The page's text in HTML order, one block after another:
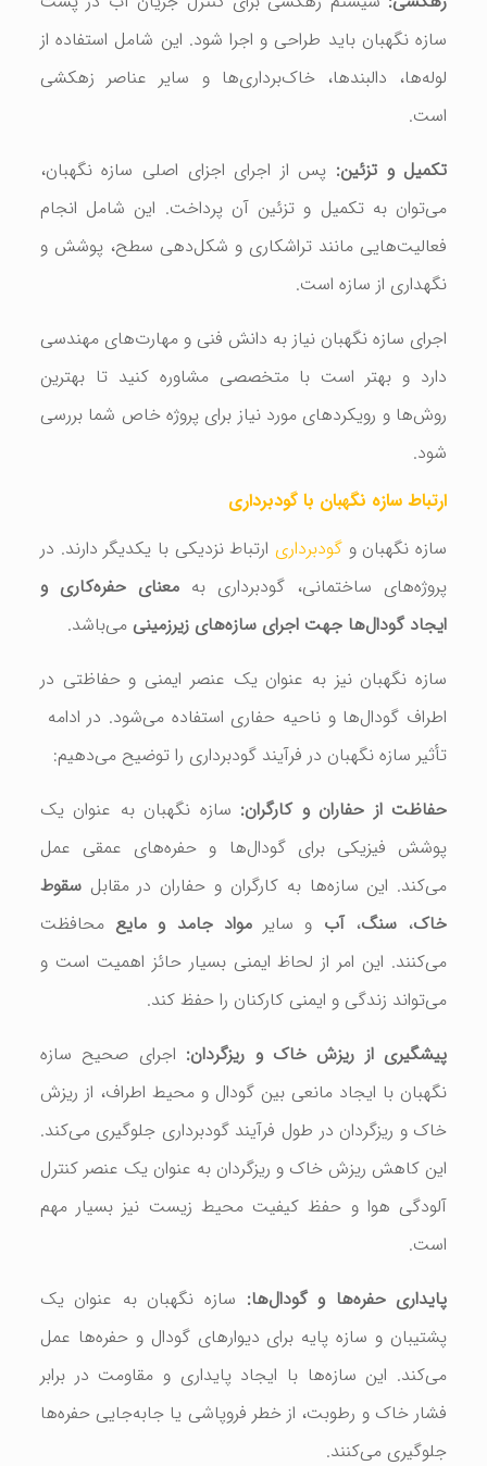
سازه نگهبان باید طراحی و اجرا شود. این شامل استفاده از
لوله‌ها، دالبندها، خاک‌برداری‌ها و سایر عناصر زهکشی
است.
تکمیل و تزئین: پس از اجرای اجزای اصلی سازه نگهبان،
می‌توان به تکمیل و تزئین آن پرداخت. این شامل انجام
فعالیت‌هایی مانند تراشکاری و شکل‌دهی سطح، پوشش و
نگهداری از سازه است.
اجرای سازه نگهبان نیاز به دانش فنی و مهارت‌های مهندسی
دارد و بهتر است با متخصصی مشاوره کنید تا بهترین
روش‌ها و رویکردهای مورد نیاز برای پروژه خاص شما بررسی
شود.
ارتباط سازه نگهبان با گودبرداری
سازه نگهبان و گودبرداریارتباط نزدیکی با یکدیگر دارند. در
پروژه‌های ساختمانی، گودبرداری بهمعنای حفره‌کاری و
ایجاد گودال‌ها جهت اجرای سازه‌های زیرزمینی می‌باشد.
سازه نگهبان نیز به عنوان یک عنصر ایمنی و حفاظتی در
اطراف گودال‌ها و ناحیه حفاری استفاده می‌شود. در ادامه
تأثیر سازه نگهبان در فرآیند گودبرداری را توضیح می‌دهیم:
حفاظت از حفاران و کارگران: سازه نگهبان به عنوان یک
پوشش فیزیکی برای گودال‌ها و حفره‌های عمقی عمل
می‌کند. این سازه‌ها به کارگران و حفاران در مقابلسقوط
خاک،سنگ، آب و سایرمواد جامد و مایع محافظت
می‌کنند. این امر از لحاظ ایمنی بسیار حائز اهمیت است و
می‌تواند زندگی و ایمنی کارکنان را حفظ کند.
پیشگیری از ریزش خاک و ریزگردان: اجرای صحیح سازه
نگهبان با ایجاد مانعی بین گودال و محیط اطراف، از ریزش
خاک و ریزگردان در طول فرآیند گودبرداری جلوگیری می‌کند.
این کاهش ریزش خاک و ریزگردان به عنوان یک عنصر کنترل
آلودگی هوا و حفظ کیفیت محیط زیست نیز بسیار مهم
است.
پایداری حفره‌ها و گودال‌ها: سازه نگهبان به عنوان یک
پشتیبان و سازه پایه برای دیوارهای گودال و حفره‌ها عمل
می‌کند. این سازه‌ها با ایجاد پایداری و مقاومت در برابر
فشار خاک و رطوبت، از خطر فروپاشی یا جابه‌جایی حفره‌ها
جلوگیری می‌کنند.